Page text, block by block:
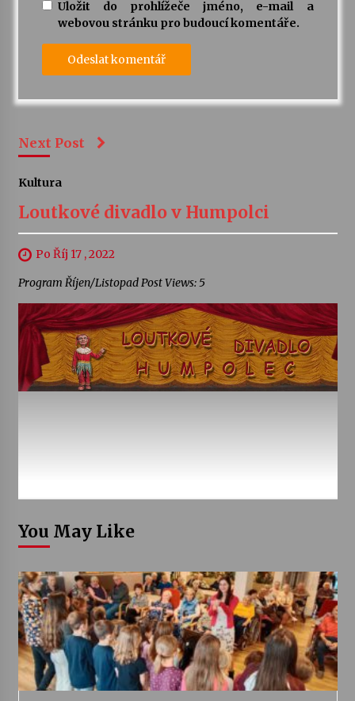
Uložit do prohlížeče jméno, e-mail a
webovou stránku pro budoucí komentáře.
Next Post
Kultura
Loutkové divadlo v Humpolci
Po Říj 17 , 2022
Program Říjen/Listopad Post Views: 5
You May Like